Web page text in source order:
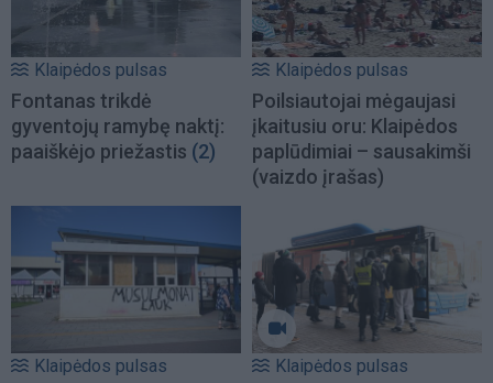
Klaipėdos pulsas
Fontanas trikdė
gyventojų ramybę naktį:
paaiškėjo priežastis (2)
Klaipėdos pulsas
Poilsiautojai mėgaujasi
įkaitusiu oru: Klaipėdos
paplūdimiai – sausakimši
(vaizdo įrašas)
Klaipėdos pulsas Klaipėdos pulsas